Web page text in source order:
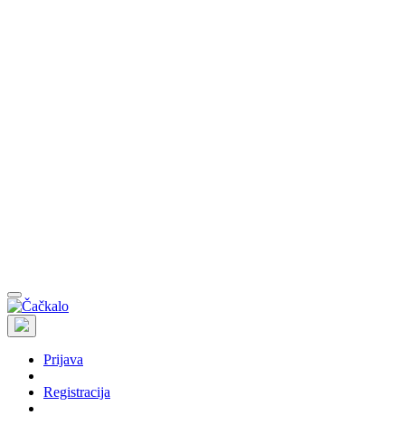
Prijava
Registracija